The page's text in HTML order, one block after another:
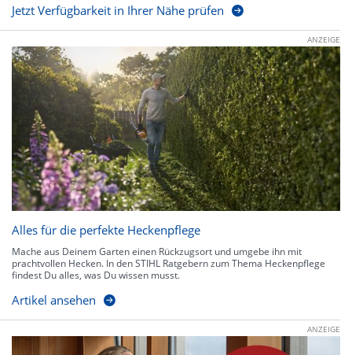
Jetzt Verfügbarkeit in Ihrer Nähe prüfen
ANZEIGE
Alles für die perfekte Heckenpflege
Mache aus Deinem Garten einen Rückzugsort und umgebe ihn mit
prachtvollen Hecken. In den STIHL Ratgebern zum Thema Heckenpflege
findest Du alles, was Du wissen musst.
Artikel ansehen
ANZEIGE